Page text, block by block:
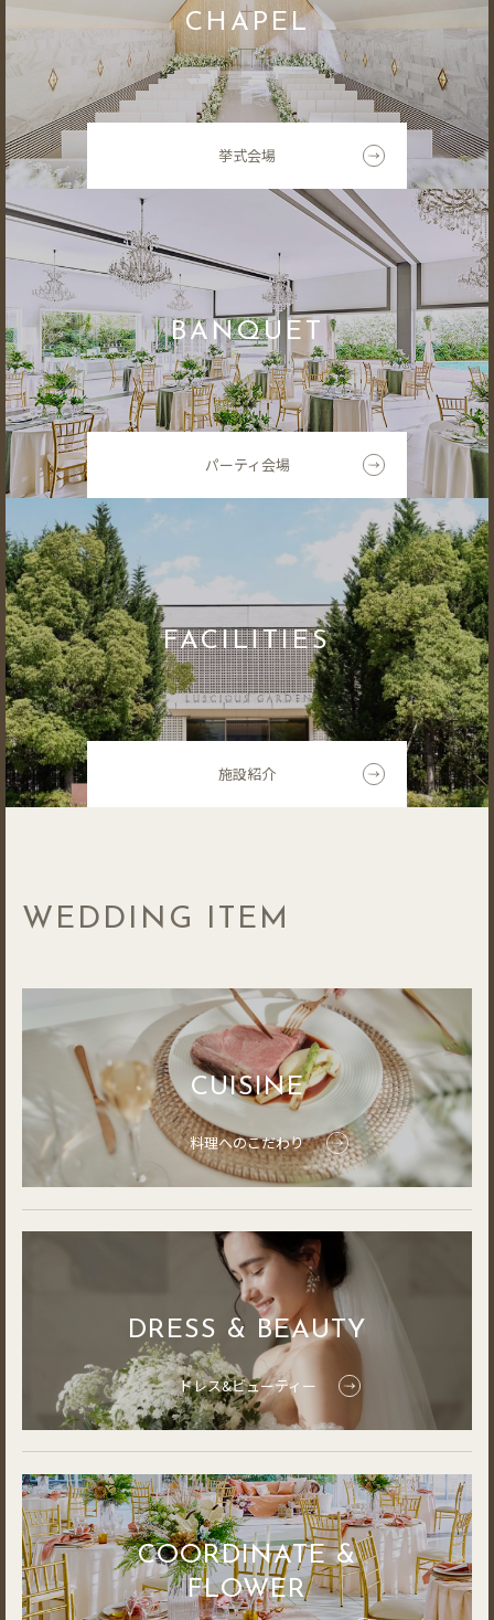
CHAPEL
挙式会場
BANQUET
パーティ会場
FACILITIES
施設紹介
WEDDING ITEM
CUISINE
料理へのこだわり
DRESS & BEAUTY
ドレス&ビューティー
COORDINATE &
FLOWER